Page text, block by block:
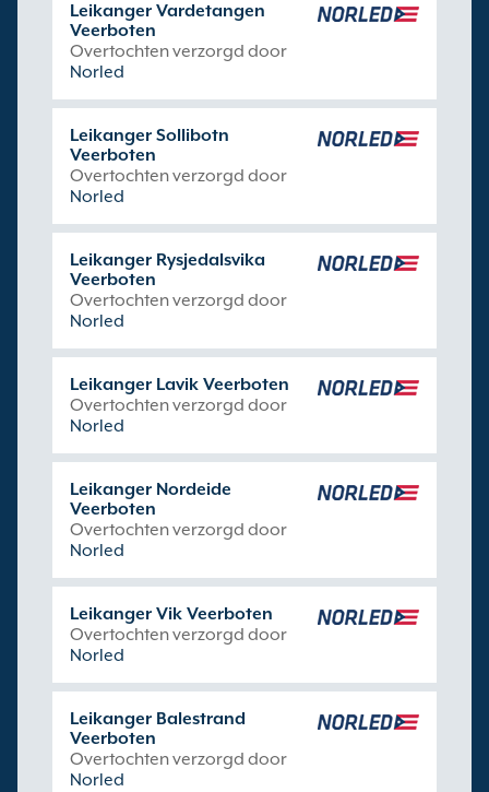
Leikanger Vardetangen
Veerboten
Overtochten verzorgd door
Norled
Leikanger Sollibotn
Veerboten
Overtochten verzorgd door
Norled
Leikanger Rysjedalsvika
Veerboten
Overtochten verzorgd door
Norled
Leikanger Lavik Veerboten
Overtochten verzorgd door
Norled
Leikanger Nordeide
Veerboten
Overtochten verzorgd door
Norled
Leikanger Vik Veerboten
Overtochten verzorgd door
Norled
Leikanger Balestrand
Veerboten
Overtochten verzorgd door
Norled